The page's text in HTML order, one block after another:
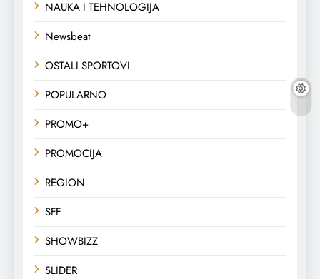
NAUKA I TEHNOLOGIJA
Newsbeat
OSTALI SPORTOVI
POPULARNO
PROMO+
PROMOCIJA
REGION
SFF
SHOWBIZZ
SLIDER